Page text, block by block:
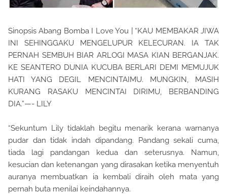
Sinopsis Abang Bomba I Love You | “KAU MEMBAKAR JIWA
INI SEHINGGAKU MENGELUPUR KELECURAN. IA TAK
PERNAH SEMBUH BIAR ARLOGI MASA KIAN BERGANJAK.
KE SEANTERO DUNIA KUCUBA BERLARI DEMI MEMUJUK
HATI YANG DEGIL MENCINTAIMU. MUNGKIN, MASIH
KURANG RASAKU MENCINTAI DIRIMU, BERBANDING
DIA.”—- LILY
“Sekuntum Lily tidaklah begitu menarik kerana warnanya
pudar dan tidak indah dipandang. Pandang sekali cuma,
tiada lagi pandangan kedua dan seterusnya. Namun,
kesucian dan ketenangan yang dirasakan ketika menyentuh
auranya membuatkan ia kembali diraih oleh mata yang
pernah buta menilai keindahannya.